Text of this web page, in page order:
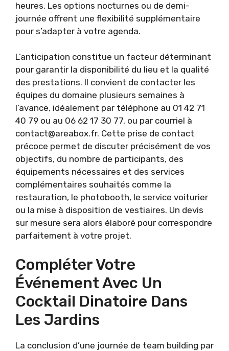
heures. Les options nocturnes ou de demi-
journée offrent une flexibilité supplémentaire
pour s’adapter à votre agenda.
L’anticipation constitue un facteur déterminant
pour garantir la disponibilité du lieu et la qualité
des prestations. Il convient de contacter les
équipes du domaine plusieurs semaines à
l’avance, idéalement par téléphone au 01 42 71
40 79 ou au 06 62 17 30 77, ou par courriel à
contact@areabox.fr. Cette prise de contact
précoce permet de discuter précisément de vos
objectifs, du nombre de participants, des
équipements nécessaires et des services
complémentaires souhaités comme la
restauration, le photobooth, le service voiturier
ou la mise à disposition de vestiaires. Un devis
sur mesure sera alors élaboré pour correspondre
parfaitement à votre projet.
Compléter Votre
Événement Avec Un
Cocktail Dinatoire Dans
Les Jardins
La conclusion d’une journée de team building par